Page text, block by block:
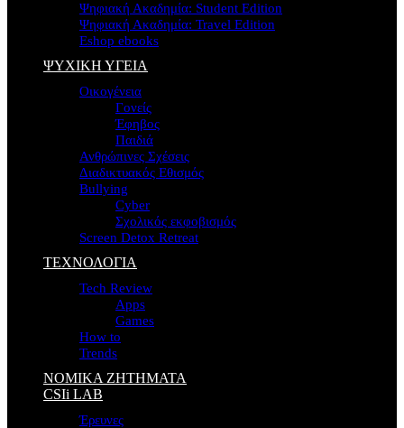
Ψηφιακή Ακαδημία: Student Edition
Ψηφιακή Ακαδημία: Travel Edition
Eshop ebooks
ΨΥΧΙΚΗ ΥΓΕΙΑ
Οικογένεια
Γονείς
Έφηβος
Παιδιά
Ανθρώπινες Σχέσεις
Διαδικτυακός Εθισμός
Bullying
Cyber
Σχολικός εκφοβισμός
Screen Detox Retreat
ΤΕΧΝΟΛΟΓΙΑ
Tech Review
Apps
Games
How to
Trends
ΝΟΜΙΚΑ ΖΗΤΗΜΑΤΑ
CSIi LAB
Έρευνες